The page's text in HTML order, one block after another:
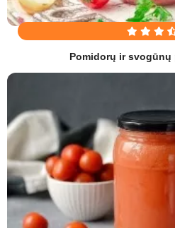
Pomidorų ir svogūnų